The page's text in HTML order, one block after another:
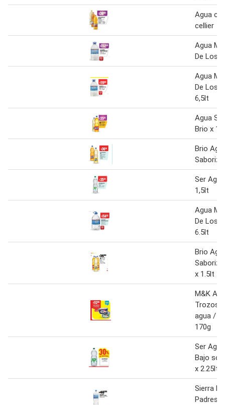
Agua
cellier
Agua
De Los
Agua
De Los
6,5lt
Agua
Brio x
Brio
Ser
1,5lt
Agua
De Los
6.5lt
Brio
x 1.5lt
M&K
Trozos
agua /
170g
Ser
Bajo
x 2.25lt
Sierra
Padres